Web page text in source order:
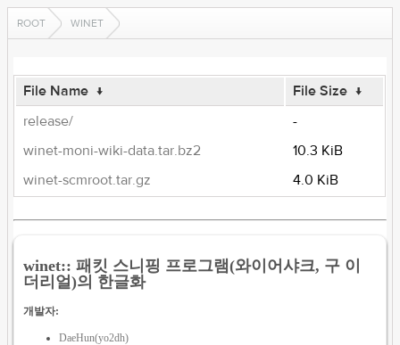
ROOT WINET
File Name ↓ File Size ↓
release/
-
winet-moni-wiki-data.tar.bz2
10.3 KiB
winet-scmroot.tar.gz
4.0 KiB
winet:: 패킷 스니핑 프로그램(와이어샤크, 구 이
더리얼)의 한글화
개발자:
DaeHun(yo2dh)